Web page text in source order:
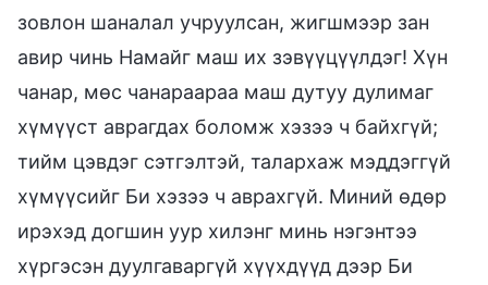
зовлон шаналал учруулсан, жигшмээр зан
авир чинь Намайг маш их зэвүүцүүлдэг! Хүн
чанар, мөс чанараараа маш дутуу дулимаг
хүмүүст аврагдах боломж хэзээ ч байхгүй;
тийм цэвдэг сэтгэлтэй, талархаж мэддэггүй
хүмүүсийг Би хэзээ ч аврахгүй. Миний өдөр
ирэхэд догшин уур хилэнг минь нэгэнтээ
хүргэсэн дуулгаваргүй хүүхдүүд дээр Би